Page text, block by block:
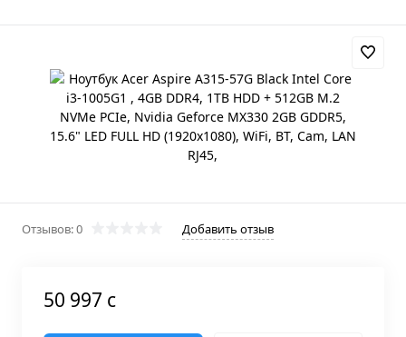
Отзывов: 0 Добавить отзыв
50 997 c